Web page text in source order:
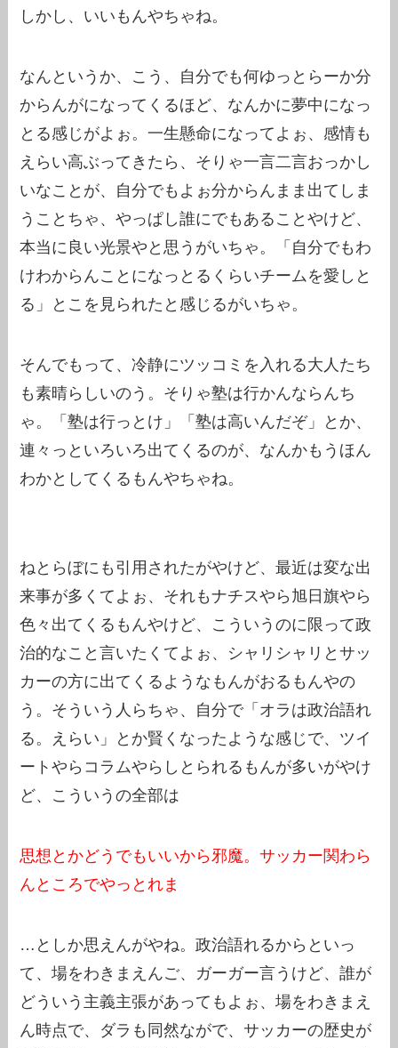
しかし、いいもんやちゃね。
なんというか、こう、自分でも何ゆっとらーか分
からんがになってくるほど、なんかに夢中になっ
とる感じがよぉ。一生懸命になってよぉ、感情も
えらい高ぶってきたら、そりゃ一言二言おっかし
いなことが、自分でもよぉ分からんまま出てしま
うことちゃ、やっぱし誰にでもあることやけど、
本当に良い光景やと思うがいちゃ。「自分でもわ
けわからんことになっとるくらいチームを愛しと
る」とこを見られたと感じるがいちゃ。
そんでもって、冷静にツッコミを入れる大人たち
も素晴らしいのう。そりゃ塾は行かんならんち
ゃ。「塾は行っとけ」「塾は高いんだぞ」とか、
連々っといろいろ出てくるのが、なんかもうほん
わかとしてくるもんやちゃね。
ねとらぼにも引用されたがやけど、最近は変な出
来事が多くてよぉ、それもナチスやら旭日旗やら
色々出てくるもんやけど、こういうのに限って政
治的なこと言いたくてよぉ、シャリシャリとサッ
カーの方に出てくるようなもんがおるもんやの
う。そういう人らちゃ、自分で「オラは政治語れ
る。えらい」とか賢くなったような感じで、ツイ
ートやらコラムやらしとられるもんが多いがやけ
ど、こういうの全部は
思想とかどうでもいいから邪魔。サッカー関わら
んところでやっとれま
…としか思えんがやね。政治語れるからといっ
て、場をわきまえんご、ガーガー言うけど、誰が
どういう主義主張があってもよぉ、場をわきまえ
ん時点で、ダラも同然ながで、サッカーの歴史が